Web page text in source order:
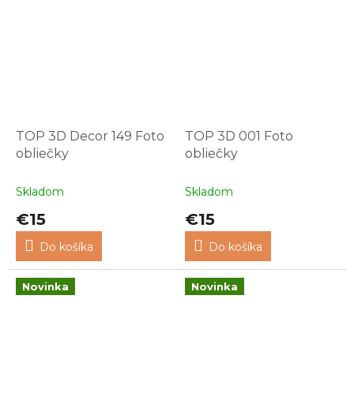
TOP 3D Decor 149 Foto
obliečky
Skladom
€15
Do košíka
TOP 3D 001 Foto
obliečky
Skladom
€15
Do košíka
Novinka Novinka